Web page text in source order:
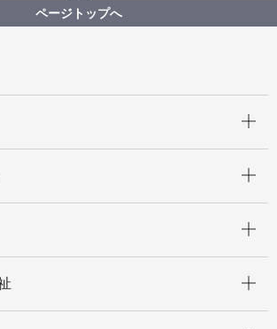
について
幹線道路 横浜逗子線
ページトップへ